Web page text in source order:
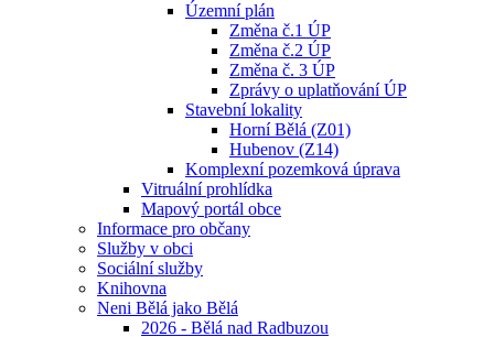
Územní plán
Změna č.1 ÚP
Změna č.2 ÚP
Změna č. 3 ÚP
Zprávy o uplatňování ÚP
Stavební lokality
Horní Bělá (Z01)
Hubenov (Z14)
Komplexní pozemková úprava
Vitruální prohlídka
Mapový portál obce
Informace pro občany
Služby v obci
Sociální služby
Knihovna
Neni Bělá jako Bělá
2026 - Bělá nad Radbuzou